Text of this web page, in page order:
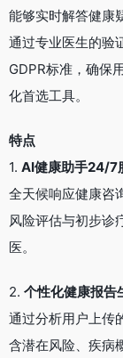
能够实时解答健康
通过专业医生的验
GDPR标准，确保
化首选工具。
特点
1. AI健康助手24/7
全天候响应健康咨
风险评估与初步诊
医。
2. 个性化健康报告
通过分析用户上传
含潜在风险、疾病